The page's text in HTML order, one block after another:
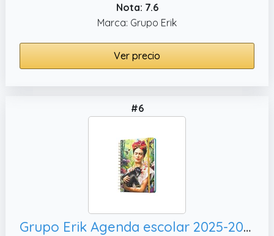
Nota: 7.6
Marca: Grupo Erik
Ver precio
#6
Grupo Erik Agenda escolar 2025-2026 Semana Vista A5 Frida Kahlo : Agenda Curso 2025 2026 | Con Pegatinas, Ilustraciones y Anillas : Para Niños y Estudiantes de Instituto